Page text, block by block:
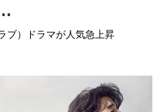
ブ）ドラマが人気急上昇